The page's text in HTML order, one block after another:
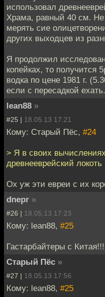
использовал
Храма, равный 40 см.
мерять сие
других выходцев из
Я продолжил
копейках, то получится
водка по цене 1981 г.
если с пересадкой
lean88 »
#25 | 18.05.13 17:21
Кому: Старый Пёс, #24
> Я в своих
древнееврейский локоть
Ох уж эти евреи с их
dnepr »
#26 | 18.05.13 17:23
Кому: lean88, #25
Гастарбайтеры с Китая!!!
Старый Пёс »
#27 | 18.05.13 17:56
Кому: lean88, #25